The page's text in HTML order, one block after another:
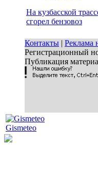
На кузбасской
сгорел бензовоз
Контакты | Реклама
Регистрационный
Публикация
Gismeteo